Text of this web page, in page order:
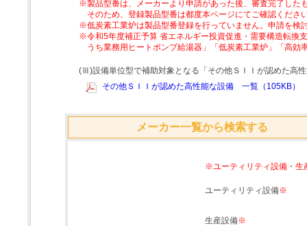
※製品型番は、メーカーより申請があった後、審査完了した
そのため、登録製品型番は都度本ページにてご確認くださ
※低炭素工業炉は製品型番登録を行っていません。申請を検
※令和5年度補正予算 省エネルギー投資促進・需要構造転換
うち業務用ヒートポンプ給湯器」「低炭素工業炉」「高
(Ⅲ)設備単位型で補助対象となる「その他ＳＩＩが認めた高
その他ＳＩＩが認めた高性能な設備 一覧（105KB）
メーカー一覧から検索する
※ユーティリティ設備・生
ユーティリティ設備※
生産設備※